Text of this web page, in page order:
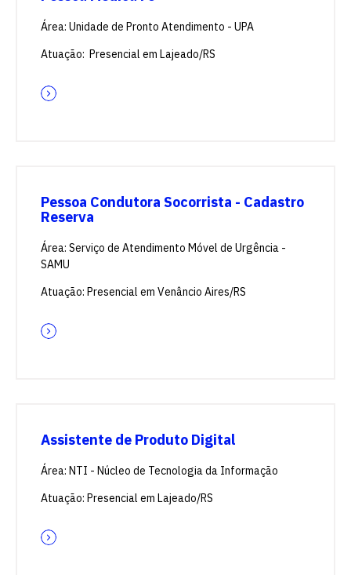
Área: Unidade de Pronto Atendimento - UPA
Atuação: Presencial em Lajeado/RS
Pessoa Condutora Socorrista - Cadastro
Reserva
Área: Serviço de Atendimento Móvel de Urgência -
SAMU
Atuação: Presencial em Venâncio Aires/RS
Assistente de Produto Digital
Área: NTI - Núcleo de Tecnologia da Informação
Atuação: Presencial em Lajeado/RS